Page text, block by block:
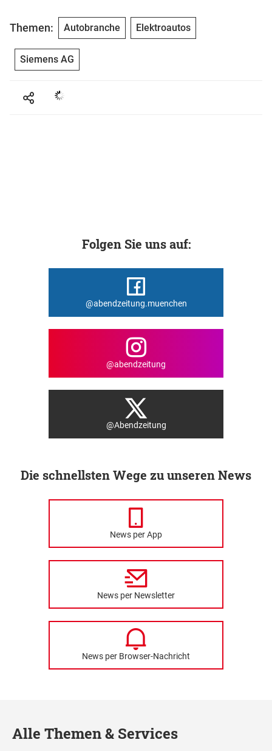
Themen: Autobranche Elektroautos
Siemens AG
Folgen Sie uns auf:
@abendzeitung.muenchen
@abendzeitung
@Abendzeitung
Die schnellsten Wege zu unseren News
News per App
News per Newsletter
News per Browser-Nachricht
Alle Themen & Services